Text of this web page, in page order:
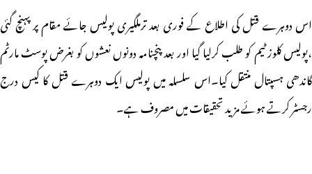
اس دوہرے قتل کی اطلاع کے فوری بعد ترملگیری پولیس جائے مقام پر پہنچ گئی
،پولیس کلوز ٹیم کو طلب کرلیا گیا اور بعد پنچنامہ دونوں نعشوں کو بغرض پوسٹ مارٹم
گاندھی ہسپتال منتقل کیا۔اس سلسلہ میں پولیس ایک دوہرے قتل کا کیس درج
رجسٹر کرتے ہوئے مزید تحقیقات میں مصروف ہے۔